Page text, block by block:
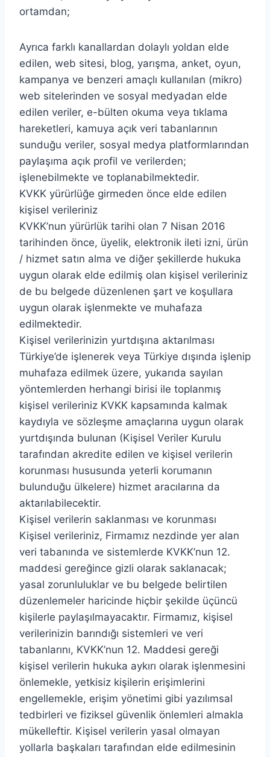
ortamdan;
Ayrıca farklı kanallardan dolaylı yoldan elde
edilen, web sitesi, blog, yarışma, anket, oyun,
kampanya ve benzeri amaçlı kullanılan (mikro)
web sitelerinden ve sosyal medyadan elde
edilen veriler, e-bülten okuma veya tıklama
hareketleri, kamuya açık veri tabanlarının
sunduğu veriler, sosyal medya platformlarından
paylaşıma açık profil ve verilerden;
işlenebilmekte ve toplanabilmektedir.
KVKK yürürlüğe girmeden önce elde edilen
kişisel verileriniz
KVKK’nun yürürlük tarihi olan 7 Nisan 2016
tarihinden önce, üyelik, elektronik ileti izni, ürün
/ hizmet satın alma ve diğer şekillerde hukuka
uygun olarak elde edilmiş olan kişisel verileriniz
de bu belgede düzenlenen şart ve koşullara
uygun olarak işlenmekte ve muhafaza
edilmektedir.
Kişisel verilerinizin yurtdışına aktarılması
Türkiye’de işlenerek veya Türkiye dışında işlenip
muhafaza edilmek üzere, yukarıda sayılan
yöntemlerden herhangi birisi ile toplanmış
kişisel verileriniz KVKK kapsamında kalmak
kaydıyla ve sözleşme amaçlarına uygun olarak
yurtdışında bulunan (Kişisel Veriler Kurulu
tarafından akredite edilen ve kişisel verilerin
korunması hususunda yeterli korumanın
bulunduğu ülkelere) hizmet aracılarına da
aktarılabilecektir.
Kişisel verilerin saklanması ve korunması
Kişisel verileriniz, Firmamız nezdinde yer alan
veri tabanında ve sistemlerde KVKK’nun 12.
maddesi gereğince gizli olarak saklanacak;
yasal zorunluluklar ve bu belgede belirtilen
düzenlemeler haricinde hiçbir şekilde üçüncü
kişilerle paylaşılmayacaktır. Firmamız, kişisel
verilerinizin barındığı sistemleri ve veri
tabanlarını, KVKK’nun 12. Maddesi gereği
kişisel verilerin hukuka aykırı olarak işlenmesini
önlemekle, yetkisiz kişilerin erişimlerini
engellemekle, erişim yönetimi gibi yazılımsal
tedbirleri ve fiziksel güvenlik önlemleri almakla
mükelleftir. Kişisel verilerin yasal olmayan
yollarla başkaları tarafından elde edilmesinin